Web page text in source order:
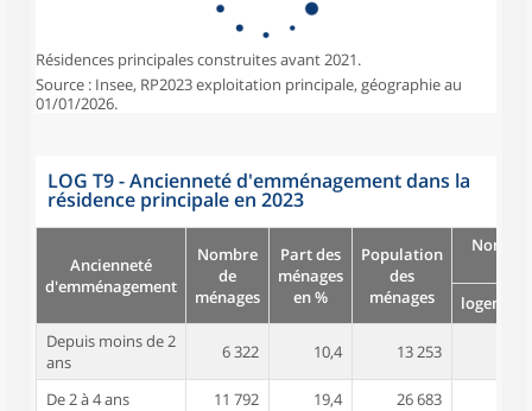
Résidences principales construites avant 2021.
Source : Insee, RP2023 exploitation principale, géographie au
01/01/2026.
LOG T9 - Ancienneté d'emménagement dans la
résidence principale en 2023
Ancienneté
d'emménagement
Nombre
de
ménages
Part des
ménages
en %
Population
des
ménages
logement
Depuis moins de 2
ans
6 322 10,4 13 253
De 2 à 4 ans 11 792 19,4 26 683